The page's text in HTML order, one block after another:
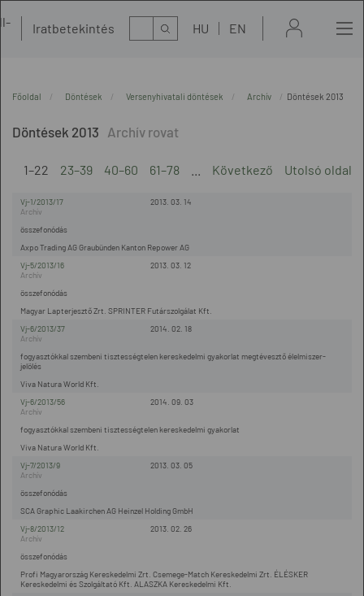
Iratbetekintés Kereső HU EN
Főoldal Döntések Versenyhivatali döntések Archív Döntések 2013
Döntések 2013
1–22 23–39 40–60 61–78 Következő Utolsó oldal
2013. 03. 14
Vj-1/2013/17
Axpo Trading AG Graubünden Kanton Repower AG
összefonódás
2013. 03. 12
Vj-5/2013/16
Magyar Lapterjesztő Zrt. SPRINTER Futárszolgálat Kft.
összefonódás
2014. 02. 18
Vj-6/2013/37
Viva Natura World Kft.
fogyasztókkal szembeni tisztességtelen kereskedelmi gyakorlat megtévesztő élelmiszer-
jelölés
2014. 09. 03
Vj-6/2013/56
Viva Natura World Kft.
fogyasztókkal szembeni tisztességtelen kereskedelmi gyakorlat
2013. 03. 05
Vj-7/2013/9
SCA Graphic Laakirchen AG Heinzel Holding GmbH
összefonódás
2013. 02. 26
Vj-8/2013/12
Profi Magyarország Kereskedelmi Zrt. Csemege-Match Kereskedelmi Zrt. ÉLÉSKER
Kereskedelmi és Szolgáltató Kft. ALASZKA Kereskedelmi Kft.
összefonódás